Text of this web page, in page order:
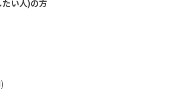
い人)の方